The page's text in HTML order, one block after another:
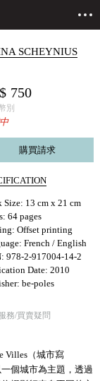
SCHEYNIUS
750
別
購買請求
Size: 13 cm x 21 cm
64 pages
Offset printing
French / English
978-2-917004-14-2
Date: 2010
be-poles
務/買賣疑問
Villes（城市寫
個城市為主題，透過